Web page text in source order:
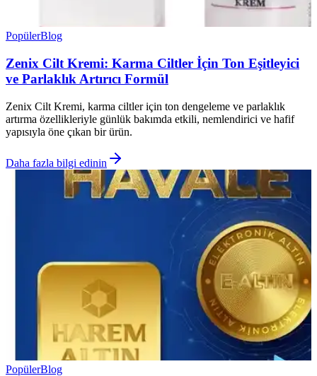
PopülerBlog
Zenix Cilt Kremi: Karma Ciltler İçin Ton Eşitleyici
ve Parlaklık Artırıcı Formül
Zenix Cilt Kremi, karma ciltler için ton dengeleme ve parlaklık
artırma özellikleriyle günlük bakımda etkili, nemlendirici ve hafif
yapısıyla öne çıkan bir ürün.
Daha fazla bilgi edinin
PopülerBlog